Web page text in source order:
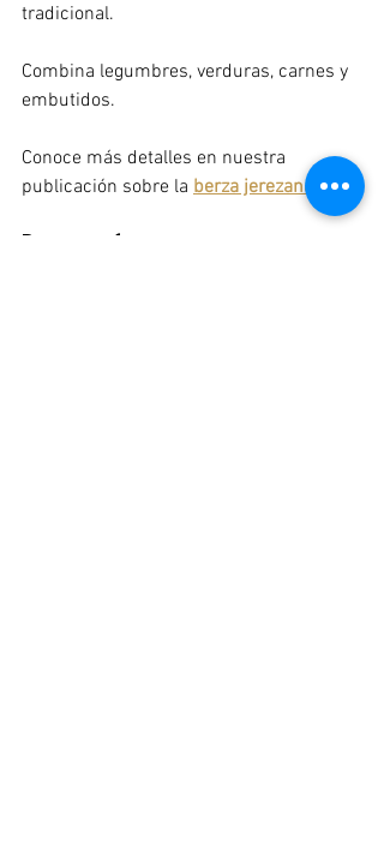
tradicional.
Combina legumbres, verduras, carnes y
embutidos.
Conoce más detalles en nuestra
publicación sobre la berza jerezana